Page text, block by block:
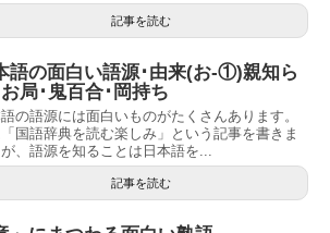
記事を読む
語の面白い語源･由来(お-①)親知ら
局･鬼百合･岡持ち
語の語源には面白いものがたくさんあります。
国語辞典を読む楽しみ」という記事を書きま
が、語源を知ることは日本語を...
記事を読む